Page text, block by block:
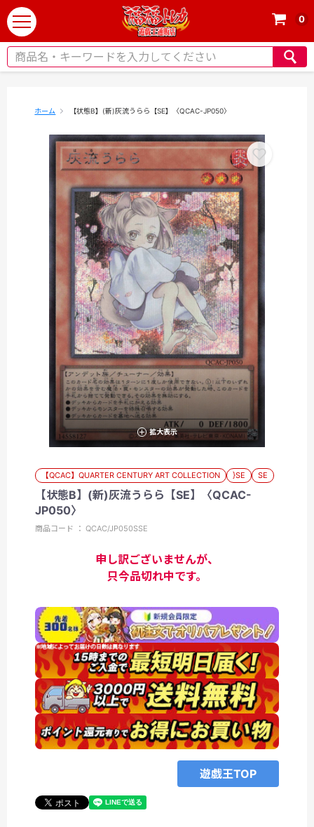
t
o
g
0
ホーム 【状態B】(新)灰流うらら【SE】〈QCAC-JP050〉
拡大表示
【QCAC】QUARTER CENTURY ART COLLECTION }SE SE
【状態B】(新)灰流うらら【SE】〈QCAC-
JP050〉
商品コード ： QCAC/JP050SSE
申し訳ございませんが、
只今品切れ中です。
遊戯王TOP